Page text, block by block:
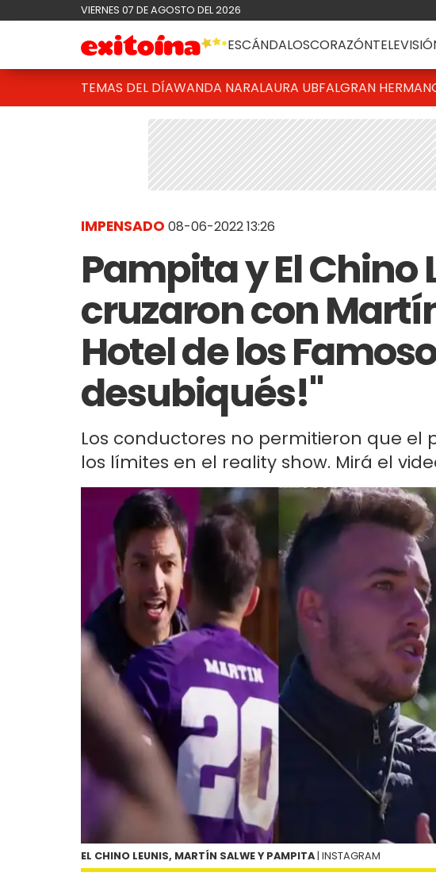
VIERNES 07 DE AGOSTO DEL 2026
ESCÁNDALOSCORAZÓN
TEMAS DEL DÍAWANDA NARALAURA UBFALGRAN
IMPENSADO 08-06-2022 13:26
Pampita y El Chino
cruzaron con
Hotel de los
desubiqués!"
Los conductores no permitieron que
los límites en el reality show. Mirá el
EL CHINO LEUNIS, MARTÍN SALWE Y PAMPITA | INSTAGRAM